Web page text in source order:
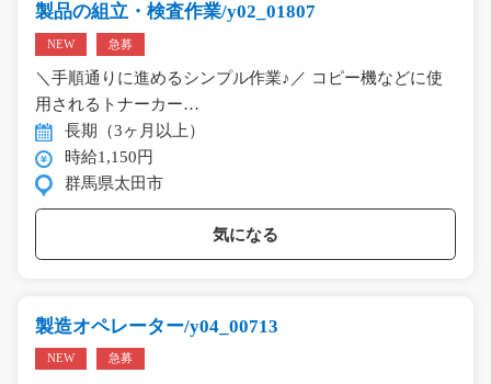
製品の組立・検査作業/y02_01807
NEW 急募
＼手順通りに進めるシンプル作業♪／ コピー機などに使
用されるトナーカー…
長期（3ヶ月以上）
時給1,150円
群馬県太田市
気になる
製造オペレーター/y04_00713
NEW 急募